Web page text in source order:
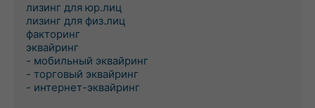
лизинг для юр.лиц
лизинг для физ.лиц
факторинг
эквайринг
- мобильный эквайринг
- торговый эквайринг
- интернет-эквайринг